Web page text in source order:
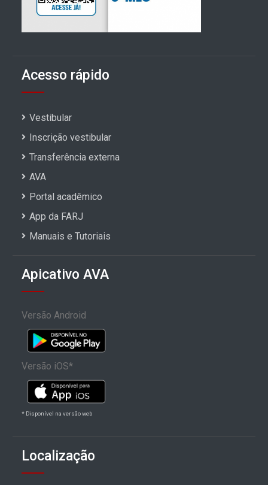
Acesso rápido
Vestibular
Inscrição vestibular
Transferência externa
AVA
Portal acadêmico
App da FARJ
Manuais e Tutoriais
Apicativo AVA
Versão Android
Versão iOS*
* Disponível na versão web
Localização